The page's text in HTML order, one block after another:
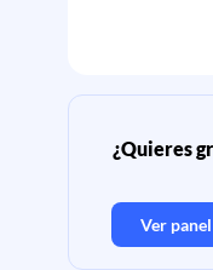
¿Quieres
Ver